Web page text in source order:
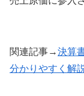
関連記事→決算
分かりやすく解